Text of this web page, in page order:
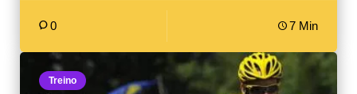
0 7 Min
Treino